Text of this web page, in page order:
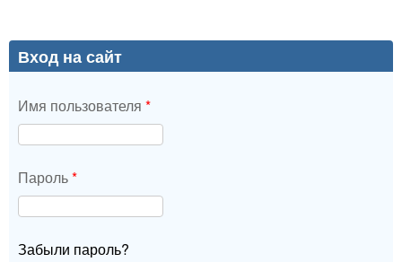
Вход на сайт
Имя пользователя *
Пароль*
Забыли пароль?